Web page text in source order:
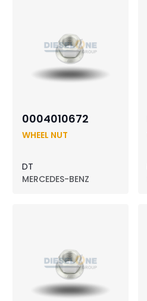
0004010672
WHEEL NUT
DT
MERCEDES-BENZ